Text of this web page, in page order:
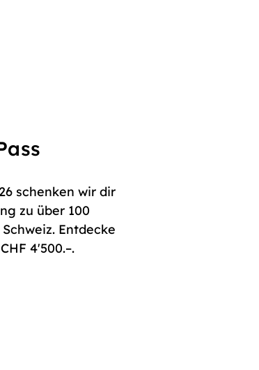
schenken wir dir
zu über 100
Entdecke
4'500.–.